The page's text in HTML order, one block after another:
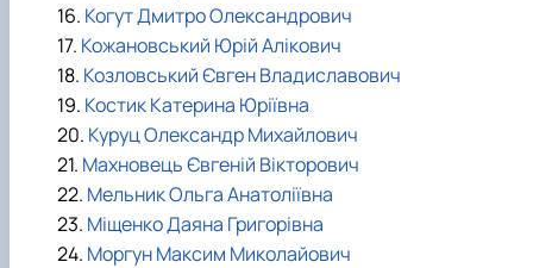
16. Когут Дмитро Олександрович
17. Кожановський Юрій Алікович
18. Козловський Євген Владиславович
19. Костик Катерина Юріївна
20. Куруц Олександр Михайлович
21. Махновець Євгеній Вікторович
22. Мельник Ольга Анатоліївна
23. Міщенко Даяна Григорівна
24. Моргун Максим Миколайович